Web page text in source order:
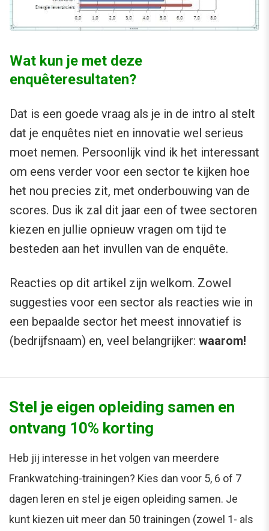
Wat kun je met deze
enquêteresultaten?
Dat is een goede vraag als je in de intro al stelt
dat je enquêtes niet en innovatie wel serieus
moet nemen. Persoonlijk vind ik het interessant
om eens verder voor een sector te kijken hoe
het nou precies zit, met onderbouwing van de
scores. Dus ik zal dit jaar een of twee sectoren
kiezen en jullie opnieuw vragen om tijd te
besteden aan het invullen van de enquête.
Reacties op dit artikel zijn welkom. Zowel
suggesties voor een sector als reacties wie in
een bepaalde sector het meest innovatief is
(bedrijfsnaam) en, veel belangrijker: waarom!
Stel je eigen opleiding samen en
ontvang 10% korting
Heb jij interesse in het volgen van meerdere
Frankwatching-trainingen? Kies dan voor 5, 6 of 7
dagen leren en stel je eigen opleiding samen. Je
kunt kiezen uit meer dan 50 trainingen (zowel 1- als